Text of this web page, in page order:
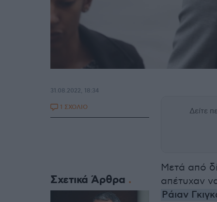
Δείτε
Μετά από
απέτυχαν
Ράιαν
31.08.2022, 18:34
1 ΣΧΟΛΙΟ
Σχετικά Άρθρα